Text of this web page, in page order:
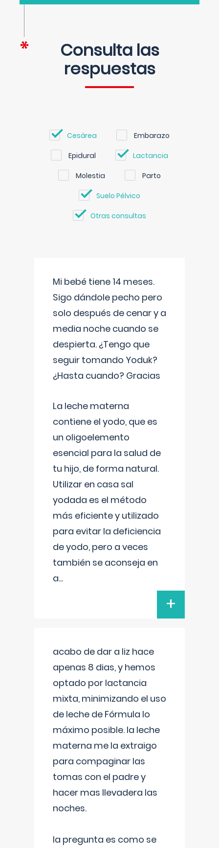
Consulta las
respuestas
Cesárea Embarazo
Epidural Lactancia
Molestia Parto
Suelo Pélvico
Otras consultas
Mi bebé tiene 14 meses.
Sigo dándole pecho pero
solo después de cenar y a
media noche cuando se
despierta. ¿Tengo que
seguir tomando Yoduk?
¿Hasta cuando? Gracias
La leche materna
contiene el yodo, que es
un oligoelemento
esencial para la salud de
tu hijo, de forma natural.
Utilizar en casa sal
yodada es el método
más eficiente y utilizado
para evitar la deficiencia
de yodo, pero a veces
también se aconseja en
a...
+
acabo de dar a liz hace
apenas 8 dias, y hemos
optado por lactancia
mixta, minimizando el uso
de leche de Fórmula lo
máximo posible. la leche
materna me la extraigo
para compaginar las
tomas con el padre y
hacer mas llevadera las
noches.
la pregunta es como se